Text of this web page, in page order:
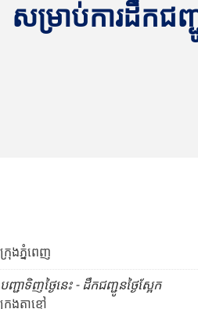
សម្រាប់ការដឹកជញ្
ក្រុងភ្នំពេញ
បញ្ជាទិញថ្ងៃនេះ - ដឹកជញ្ជូនថ្ងៃស្អែក
ក្រុងតាខ្មៅ